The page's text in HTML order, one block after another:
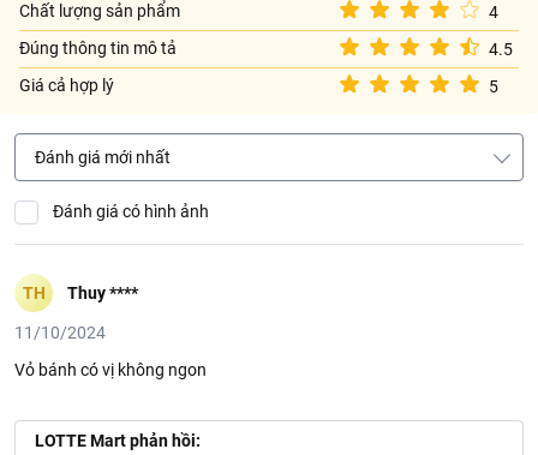
Chất lượng sản phẩm
4
Đúng thông tin mô tả
4.5
Giá cả hợp lý
5
Đánh giá mới nhất
Đánh giá có hình ảnh
TH Thuy ****
11/10/2024
Vỏ bánh có vị không ngon
LOTTE Mart phản hồi: